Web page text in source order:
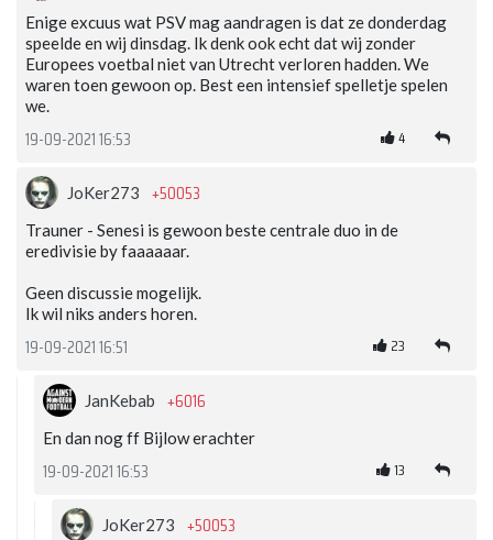
Enige excuus wat PSV mag aandragen is dat ze donderdag
speelde en wij dinsdag. Ik denk ook echt dat wij zonder
Europees voetbal niet van Utrecht verloren hadden. We
waren toen gewoon op. Best een intensief spelletje spelen
we.
19-09-2021 16:53 4
JoKer273 +50053
Trauner - Senesi is gewoon beste centrale duo in de
eredivisie by faaaaaar.
Geen discussie mogelijk.
Ik wil niks anders horen.
19-09-2021 16:51 23
JanKebab +6016
En dan nog ff Bijlow erachter
19-09-2021 16:53 13
JoKer273 +50053